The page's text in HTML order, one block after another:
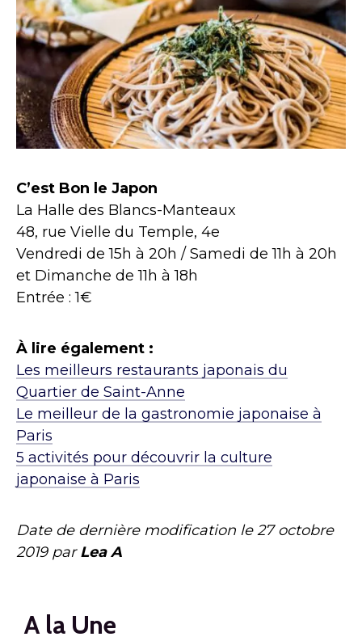
C’est Bon le Japon
La Halle des Blancs-Manteaux
48, rue Vielle du Temple, 4e
Vendredi de 15h à 20h / Samedi de 11h à 20h
et Dimanche de 11h à 18h
Entrée : 1€
À lire également :
Les meilleurs restaurants japonais du
Quartier de Saint-Anne
Le meilleur de la gastronomie japonaise à
Paris
5 activités pour découvrir la culture
japonaise à Paris
Date de dernière modification le27 octobre
2019 parLea A
A la Une